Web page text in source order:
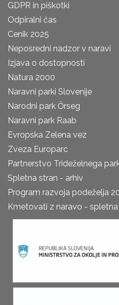
GDPR in piškotki
Odpiralni čas
Cenik 2025
Neposredni nadzor v naravi
Izjava o dostopnosti
Natura 2000
Naravni parki Slovenije
Narodni park Őrseg
Naravni park Raab
Evropska Zelena vez
Zveza Europarc
Partnerstvo Trideželnega
Spletna stran - arhiv
Program razvoja podeželja
Kmetovati z naravo - spletna